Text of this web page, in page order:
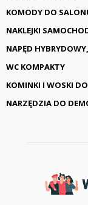
KOMODY DO
NAKLEJKI
NAPĘD
WC KOMPAKTY
KOMINKI I WOSKI
NARZĘDZIA DO